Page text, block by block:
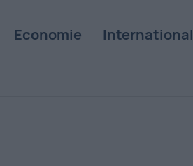
Economie International